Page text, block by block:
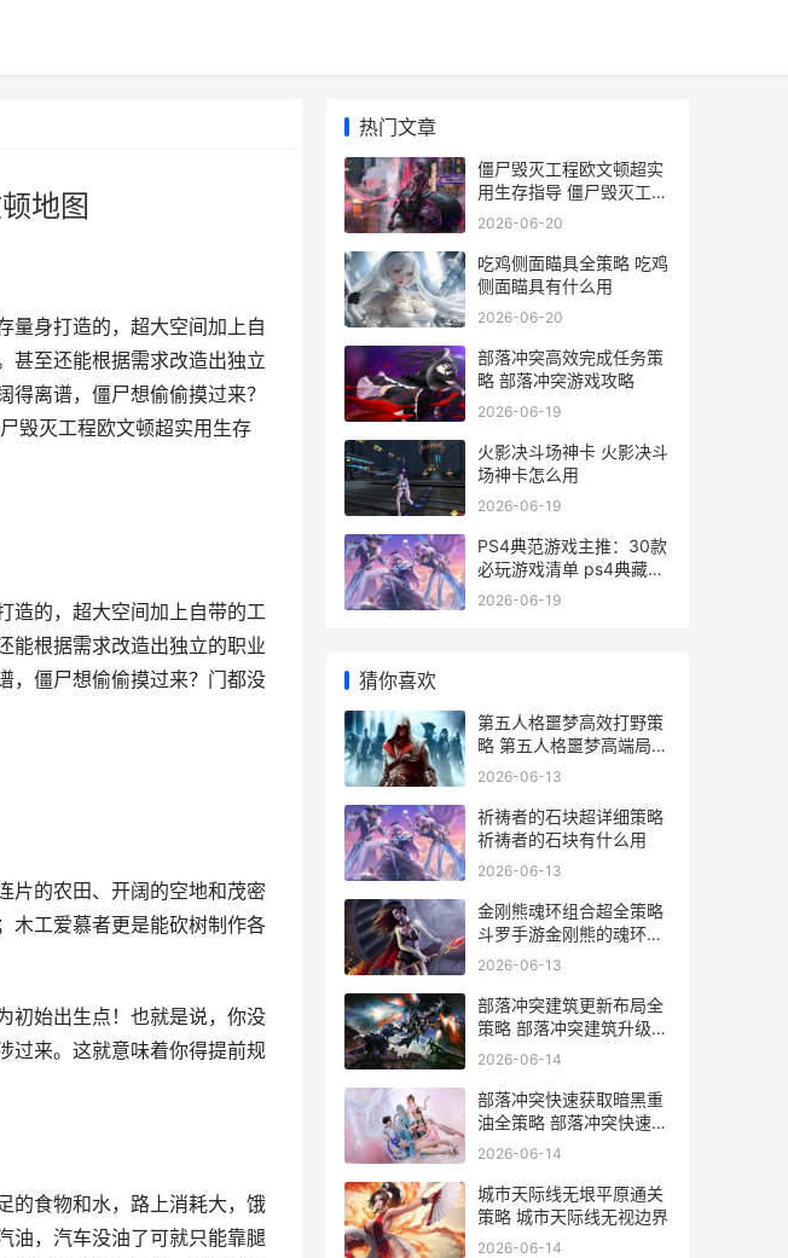
地图
量身打造的，超大空间加上自
甚至还能根据需求改造出独立
离谱，僵尸想偷偷摸过来？
毁灭工程欧文顿超实用生存
造的，超大空间加上自带的工
能根据需求改造出独立的职业
，僵尸想偷偷摸过来？门都没
片的农田、开阔的空地和茂密
木工爱慕者更是能砍树制作各
初始出生点！也就是说，你没
过来。这就意味着你得提前规
的食物和水，路上消耗大，饿
油，汽车没油了可就只能靠腿
热门文章
僵尸毁灭工程欧文顿超实
用生存指导 僵尸毁灭工程
欧文顿地图
2026-06-20
吃鸡侧面瞄具全策略 吃鸡
侧面瞄具有什么用
2026-06-20
部落冲突高效完成任务策
略 部落冲突游戏攻略
2026-06-19
火影决斗场神卡 火影决斗
场神卡怎么用
2026-06-19
PS4典范游戏主推：30款
必玩游戏清单 ps4典藏版
游戏
2026-06-19
猜你喜欢
第五人格噩梦高效打野策
略 第五人格噩梦高端局表
现不佳吗
2026-06-13
祈祷者的石块超详细策略
祈祷者的石块有什么用
2026-06-13
金刚熊魂环组合超全策略
斗罗手游金刚熊的魂环配
置
2026-06-13
部落冲突建筑更新布局全
策略 部落冲突建筑升级变
化
2026-06-14
部落冲突快速获取暗黑重
油全策略 部落冲突快速获
得6个工人
2026-06-14
城市天际线无垠平原通关
策略 城市天际线无视边界
2026-06-14